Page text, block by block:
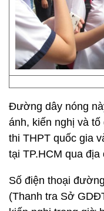
Đường dây nóng
ánh, kiến nghị và
thi THPT quốc gia
tại TP.HCM qua địa
Số điện thoại
(Thanh tra Sở